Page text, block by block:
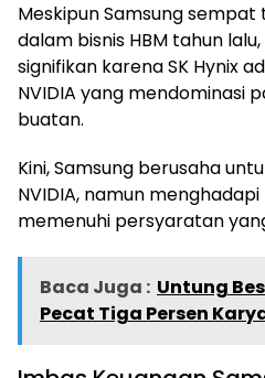
Meskipun Samsung sempat
dalam bisnis HBM tahun
signifikan karena SK Hynix
NVIDIA yang mendominasi
buatan.
Kini, Samsung berusaha
NVIDIA, namun
memenuhi persyaratan
Baca Juga : Untung
Pecat Tiga Persen